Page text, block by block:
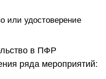
или удостоверение
в ПФР
ряда мероприятий: